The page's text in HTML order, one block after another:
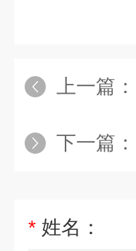
上一篇：
下一篇：
* 姓名：